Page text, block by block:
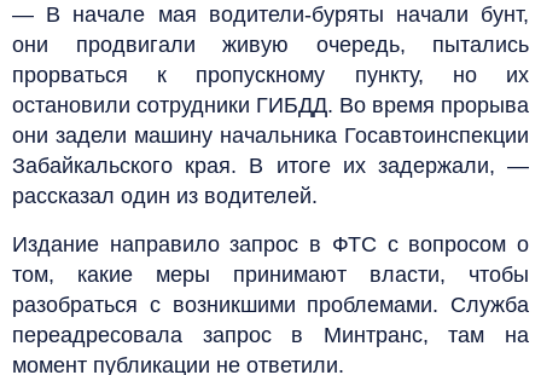
— В начале мая водители-буряты начали бунт,
они продвигали живую очередь, пытались
прорваться к пропускному пункту, но их
остановили сотрудники ГИБДД. Во время прорыва
они задели машину начальника Госавтоинспекции
Забайкальского края. В итоге их задержали, —
рассказал один из водителей.
Издание направило запрос в ФТС с вопросом о
том, какие меры принимают власти, чтобы
разобраться с возникшими проблемами. Служба
переадресовала запрос в Минтранс, там на
момент публикации не ответили.